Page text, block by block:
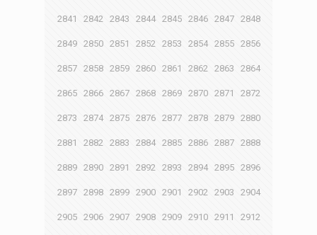
2841 2842 2843 2844 2845 2846 2847 2848
2849 2850 2851 2852 2853 2854 2855 2856
2857 2858 2859 2860 2861 2862 2863 2864
2865 2866 2867 2868 2869 2870 2871 2872
2873 2874 2875 2876 2877 2878 2879 2880
2881 2882 2883 2884 2885 2886 2887 2888
2889 2890 2891 2892 2893 2894 2895 2896
2897 2898 2899 2900 2901 2902 2903 2904
2905 2906 2907 2908 2909 2910 2911 2912